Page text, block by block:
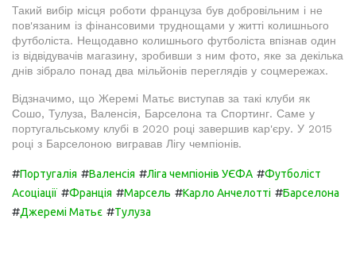
Такий вибір місця роботи француза був добровільним і не
пов'язаним із фінансовими труднощами у житті колишнього
футболіста. Нещодавно колишнього футболіста впізнав один
із відвідувачів магазину, зробивши з ним фото, яке за декілька
днів зібрало понад два мільйонів переглядів у соцмережах.
Відзначимо, що Жеремі Матьє виступав за такі клуби як
Сошо, Тулуза, Валенсія, Барселона та Спортинг. Саме у
португальському клубі в 2020 році завершив кар'єру. У 2015
році з Барселоною вигравав Лігу чемпіонів.
#Португалія #Валенсія #Ліга чемпіонів УЄФА #Футболіст
Асоціації #Франція #Марсель #Карло Анчелотті #Барселона
#Джеремі Матьє #Тулуза